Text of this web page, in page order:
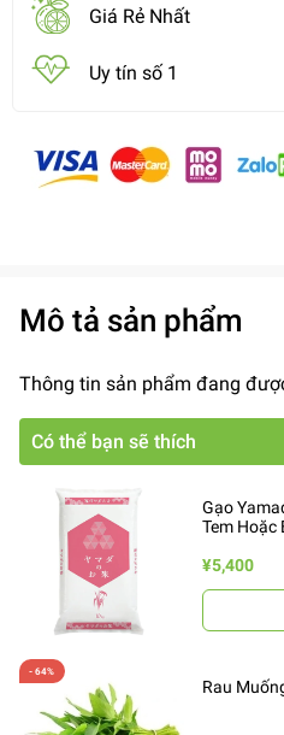
Giá Rẻ Nhất
Uy tín số 1
Mô tả sản phẩm
Thông tin sản phẩm đang
Có thể bạn sẽ thích
Gạo
Tem Hoặc
¥5,400
Rau